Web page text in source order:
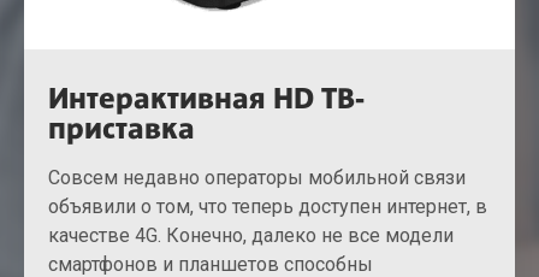
Интерактивная HD ТВ-
приставка
Совсем недавно операторы мобильной связи
объявили о том, что теперь доступен интернет, в
качестве 4G. Конечно, далеко не все модели
смартфонов и планшетов способны